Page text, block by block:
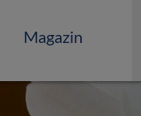
Magazin